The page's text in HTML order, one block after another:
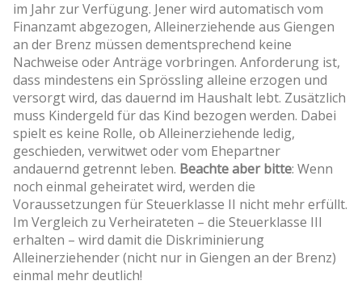
im Jahr zur Verfügung. Jener wird automatisch vom
Finanzamt abgezogen, Alleinerziehende aus Giengen
an der Brenz müssen dementsprechend keine
Nachweise oder Anträge vorbringen. Anforderung ist,
dass mindestens ein Sprössling alleine erzogen und
versorgt wird, das dauernd im Haushalt lebt. Zusätzlich
muss Kindergeld für das Kind bezogen werden. Dabei
spielt es keine Rolle, ob Alleinerziehende ledig,
geschieden, verwitwet oder vom Ehepartner
andauernd getrennt leben. Beachte aber bitte: Wenn
noch einmal geheiratet wird, werden die
Voraussetzungen für Steuerklasse II nicht mehr erfüllt.
Im Vergleich zu Verheirateten – die Steuerklasse III
erhalten – wird damit die Diskriminierung
Alleinerziehender (nicht nur in Giengen an der Brenz)
einmal mehr deutlich!